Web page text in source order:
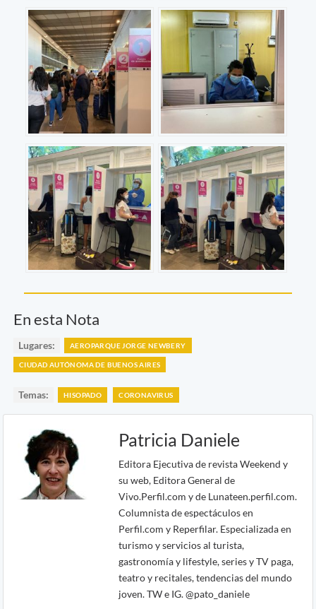
En esta Nota
Lugares: AEROPARQUE JORGE NEWBERY
CIUDAD AUTÓNOMA DE BUENOS AIRES
Temas: HISOPADO CORONAVIRUS
Patricia Daniele
Editora Ejecutiva de revista Weekend y
su web, Editora General de
Vivo.Perfil.com y de Lunateen.perfil.com.
Columnista de espectáculos en
Perfil.com y Reperfilar. Especializada en
turismo y servicios al turista,
gastronomía y lifestyle, series y TV paga,
teatro y recitales, tendencias del mundo
joven. TW e IG. @pato_daniele